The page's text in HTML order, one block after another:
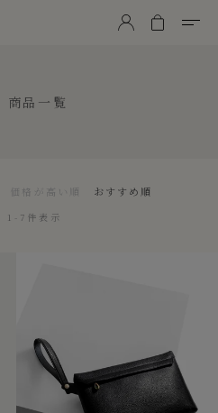
商品一覧
価格が高い順 おすすめ順
1 7 件表示